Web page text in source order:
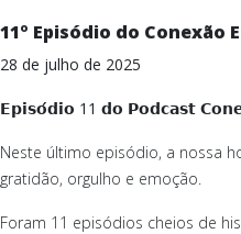
11º Episódio do Conexão
28 de julho de 2025
𝗘𝗽𝗶𝘀𝗼́𝗱𝗶𝗼 11 𝗱𝗼 𝗣𝗼𝗱𝗰𝗮𝘀𝘁
Neste último episódio, a nossa
gratidão, orgulho e emoção.
Foram 11 episódios cheios de